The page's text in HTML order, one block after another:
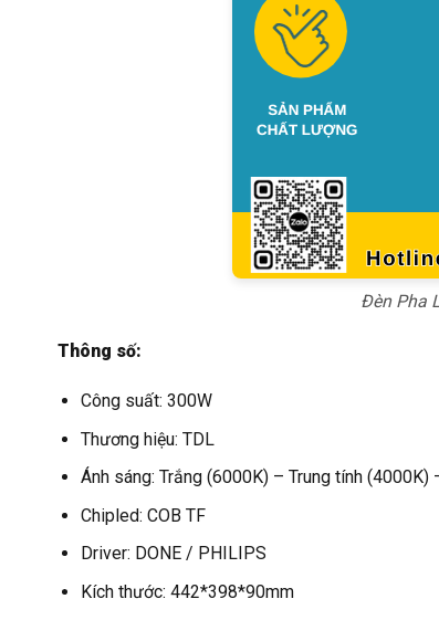
Đèn Pha
Thông số:
Công suất: 300W
Thương hiệu: TDL
Ánh sáng: Trắng (6000K) – Trung tính (4000K)
Chipled: COB TF
Driver: DONE / PHILIPS
Kích thước: 442*398*90mm